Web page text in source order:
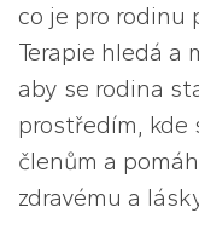
co je pro rodinu
Terapie hledá a
aby se rodina
prostředím, kde
členům a
zdravému a